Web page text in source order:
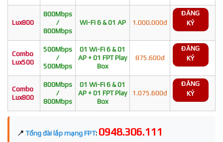
Lux800
800Mbps
/
800Mbps
Wi-Fi 6 & 01 AP 1.000.000đ
ĐĂNG
KÝ
Combo
Lux500
500Mbps
/
500Mbps
01 Wi-Fi 6 & 01
AP + 01 FPT Play
Box
875.600đ
ĐĂNG
KÝ
Combo
Lux800
800Mbps
/
800Mbps
01 Wi-Fi 6 & 01
AP + 01 FPT Play
Box
1.075.600đ
ĐĂNG
KÝ
📍 Tổng đài lắp mạng FPT: 0948.306.111